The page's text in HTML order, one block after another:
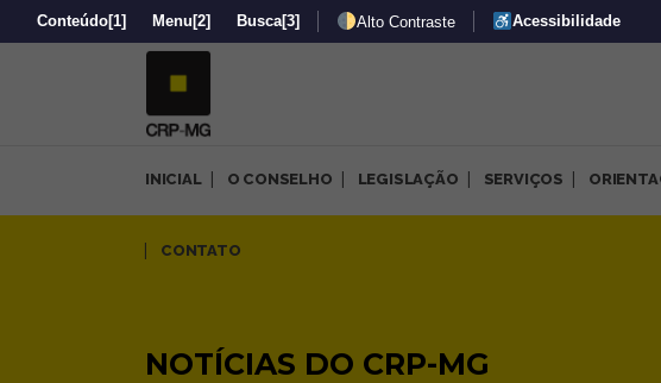
Conteúdo[1] Menu [2] Busca[3] Alto Contraste Acessibilidade
INICIAL O CONSELHO LEGISLAÇÃO SERVIÇOS
CONTATO
NOTÍCIAS DO CRP-MG